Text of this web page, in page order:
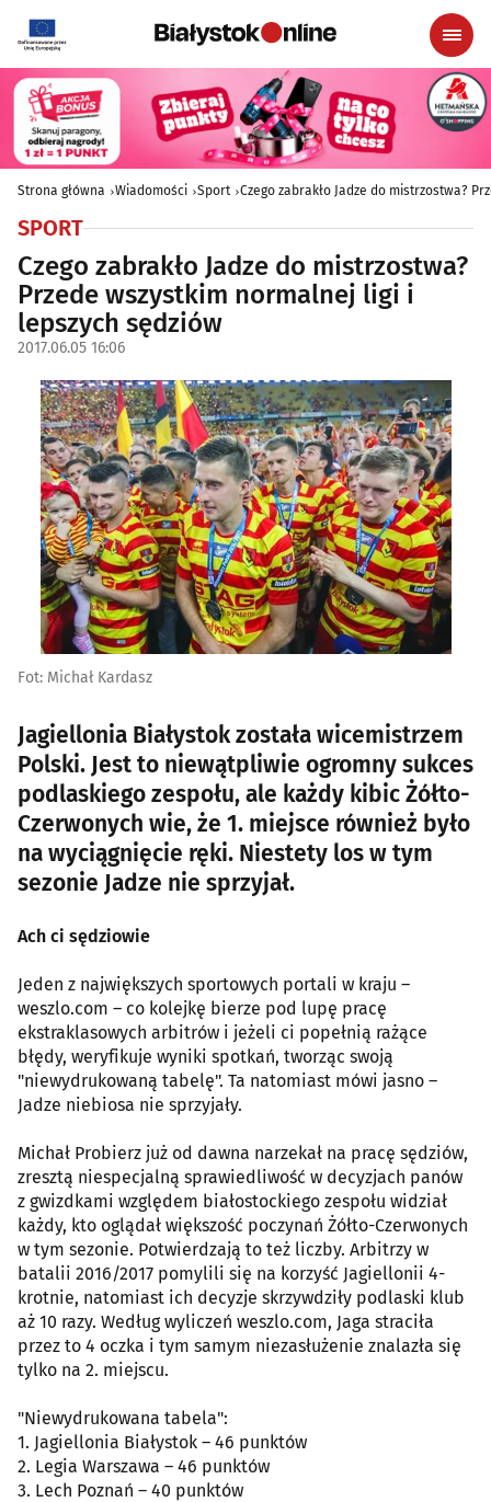
Strona główna Wiadomości Sport Czego zabrakło Jadze do mistrzostwa?
SPORT
Czego zabrakło Jadze do mistrzostwa?
Przede wszystkim normalnej ligi i
lepszych sędziów
2017.06.05 16:06
Fot: Michał Kardasz
Jagiellonia Białystok została wicemistrzem
Polski. Jest to niewątpliwie ogromny sukces
podlaskiego zespołu, ale każdy kibic Żółto-
Czerwonych wie, że 1. miejsce również było
na wyciągnięcie ręki. Niestety los w tym
sezonie Jadze nie sprzyjał.
Ach ci sędziowie
Jeden z największych sportowych portali w kraju –
weszlo.com – co kolejkę bierze pod lupę pracę
ekstraklasowych arbitrów i jeżeli ci popełnią rażące
błędy, weryfikuje wyniki spotkań, tworząc swoją
"niewydrukowaną tabelę". Ta natomiast mówi jasno –
Jadze niebiosa nie sprzyjały.
Michał Probierz już od dawna narzekał na pracę sędziów,
zresztą niespecjalną sprawiedliwość w decyzjach panów
z gwizdkami względem białostockiego zespołu widział
każdy, kto oglądał większość poczynań Żółto-Czerwonych
w tym sezonie. Potwierdzają to też liczby. Arbitrzy w
batalii 2016/2017 pomylili się na korzyść Jagiellonii 4-
krotnie, natomiast ich decyzje skrzywdziły podlaski klub
aż 10 razy. Według wyliczeń weszlo.com, Jaga straciła
przez to 4 oczka i tym samym niezasłużenie znalazła się
tylko na 2. miejscu.
"Niewydrukowana tabela":
1. Jagiellonia Białystok – 46 punktów
2. Legia Warszawa – 46 punktów
3. Lech Poznań – 40 punktów